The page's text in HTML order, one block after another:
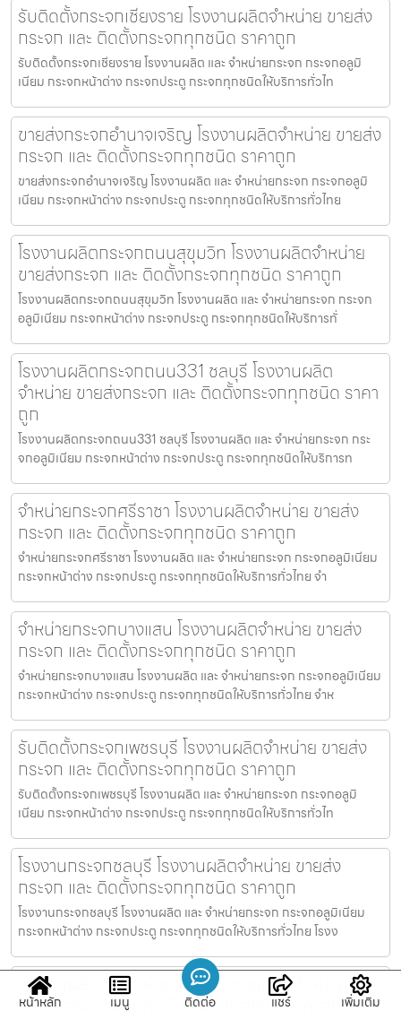
รับติดตั้งกระจกเชียงราย โรงงานผลิตจำหน่าย ขายส่ง
กระจก และ ติดตั้งกระจกทุกชนิด ราคาถูก
รับติดตั้งกระจกเชียงราย โรงงานผลิต และ จำหน่ายกระจก กระจกอลูมิ
เนียม กระจกหน้าต่าง กระจกประตู กระจกทุกชนิดให้บริการทั่วไท
ขายส่งกระจกอำนาจเจริญ โรงงานผลิตจำหน่าย ขายส่ง
กระจก และ ติดตั้งกระจกทุกชนิด ราคาถูก
ขายส่งกระจกอำนาจเจริญ โรงงานผลิต และ จำหน่ายกระจก กระจกอลูมิ
เนียม กระจกหน้าต่าง กระจกประตู กระจกทุกชนิดให้บริการทั่วไทย
โรงงานผลิตกระจกถนนสุขุมวิท โรงงานผลิตจำหน่าย
ขายส่งกระจก และ ติดตั้งกระจกทุกชนิด ราคาถูก
โรงงานผลิตกระจกถนนสุขุมวิท โรงงานผลิต และ จำหน่ายกระจก กระจก
อลูมิเนียม กระจกหน้าต่าง กระจกประตู กระจกทุกชนิดให้บริการทั่
โรงงานผลิตกระจกถนน331 ชลบุรี โรงงานผลิต
จำหน่าย ขายส่งกระจก และ ติดตั้งกระจกทุกชนิด ราคา
ถูก
โรงงานผลิตกระจกถนน331 ชลบุรี โรงงานผลิต และ จำหน่ายกระจก กระ
จกอลูมิเนียม กระจกหน้าต่าง กระจกประตู กระจกทุกชนิดให้บริการท
จำหน่ายกระจกศรีราชา โรงงานผลิตจำหน่าย ขายส่ง
กระจก และ ติดตั้งกระจกทุกชนิด ราคาถูก
จำหน่ายกระจกศรีราชา โรงงานผลิต และ จำหน่ายกระจก กระจกอลูมิเนียม
กระจกหน้าต่าง กระจกประตู กระจกทุกชนิดให้บริการทั่วไทย จำ
จำหน่ายกระจกบางแสน โรงงานผลิตจำหน่าย ขายส่ง
กระจก และ ติดตั้งกระจกทุกชนิด ราคาถูก
จำหน่ายกระจกบางแสน โรงงานผลิต และ จำหน่ายกระจก กระจกอลูมิเนียม
กระจกหน้าต่าง กระจกประตู กระจกทุกชนิดให้บริการทั่วไทย จำห
รับติดตั้งกระจกเพชรบุรี โรงงานผลิตจำหน่าย ขายส่ง
กระจก และ ติดตั้งกระจกทุกชนิด ราคาถูก
รับติดตั้งกระจกเพชรบุรี โรงงานผลิต และ จำหน่ายกระจก กระจกอลูมิ
เนียม กระจกหน้าต่าง กระจกประตู กระจกทุกชนิดให้บริการทั่วไท
โรงงานกระจกชลบุรี โรงงานผลิตจำหน่าย ขายส่ง
กระจก และ ติดตั้งกระจกทุกชนิด ราคาถูก
โรงงานกระจกชลบุรี โรงงานผลิต และ จำหน่ายกระจก กระจกอลูมิเนียม
กระจกหน้าต่าง กระจกประตู กระจกทุกชนิดให้บริการทั่วไทย โรงง
โรงงานผลิตกระจกห้วยขวาง โรงงานผลิตจำหน่าย
หน้าหลัก เมนู ติดต่อ แชร์ เพิ่มเติม